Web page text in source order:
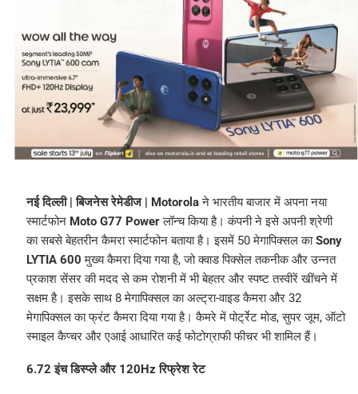
नई दिल्ली | बिजनेस रेमेडीज | Motorolaने भारतीय बाजार में अपना नया
स्मार्टफोन Moto G77 Powerलॉन्च किया है। कंपनी ने इसे अपनी श्रेणी
का सबसे बेहतरीन कैमरा स्मार्टफोन बताया है। इसमें 50 मेगापिक्सल काSony
LYTIA 600 मुख्य कैमरा दिया गया है, जो क्वाड पिक्सेल तकनीक और उन्नत
प्रकाश सेंसर की मदद से कम रोशनी में भी बेहतर और स्पष्ट तस्वीरें खींचने में
सक्षम है। इसके साथ 8 मेगापिक्सल का अल्ट्रा-वाइड कैमरा और 32
मेगापिक्सल का फ्रंट कैमरा दिया गया है। कैमरे में पोर्ट्रेट मोड, सुपर जूम, ऑटो
स्माइल कैप्चर और एआई आधारित कई फोटोग्राफी फीचर भी शामिल हैं।
6.72 इंच डिस्प्ले और 120Hz रिफ्रेश रेट